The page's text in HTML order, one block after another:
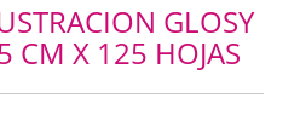
GLOSY
CM X 125 HOJAS